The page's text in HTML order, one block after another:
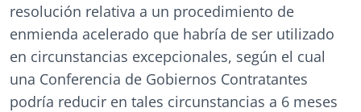
resolución relativa a un procedimiento de
enmienda acelerado que habría de ser utilizado
en circunstancias excepcionales, según el cual
una Conferencia de Gobiernos Contratantes
podría reducir en tales circunstancias a 6 meses